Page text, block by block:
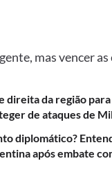
mas vencer as
direita da região
de ataques de
diplomático?
após embate